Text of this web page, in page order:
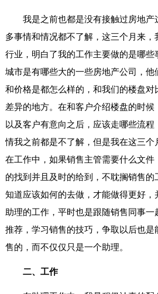
我是之前也都是没有接触过房地产
多事情和情况都不了解，这三个月来
行业，明白了我的工作主要做的是哪些
城市是有哪些大的一些房地产公司，
和价格是都怎么样的，和我们的楼盘对
差异的地方。在和客户介绍楼盘的时候
以及客户有意向之后，应该走哪些流
情我之前都是不了解，但是我在这三个
在工作中，如果销售主管需要什么文
的找到并且及时的给到，不耽搁销售
知道应该如何的去做，才能做得更好，
助理的工作，平时也是跟随销售同事
推荐，学习销售的技巧，争取以后也是
售的，而不仅仅只是一个助理。
二、工作